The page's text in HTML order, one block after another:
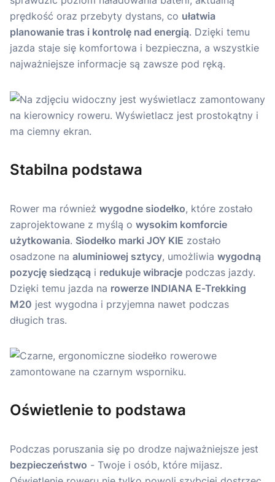
prędkość oraz przebyty dystans, co ułatwia
planowanie tras i kontrolę nad energią. Dzięki temu
jazda staje się komfortowa i bezpieczna, a wszystkie
najważniejsze informacje są zawsze pod ręką.
Stabilna podstawa
Rower ma również wygodne siodełko, które zostało
zaprojektowane z myślą o wysokim komforcie
użytkowania. Siodełko marki JOY KIE zostało
osadzone na aluminiowej sztycy, umożliwia wygodną
pozycję siedzącą i redukuje wibracje podczas jazdy.
Dzięki temu jazda na rowerze INDIANA E-Trekking
M20 jest wygodna i przyjemna nawet podczas
długich tras.
Oświetlenie to podstawa
Podczas poruszania się po drodze najważniejsze jest
bezpieczeństwo - Twoje i osób, które mijasz.